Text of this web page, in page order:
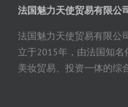
法国魅力天使贸易有限公
法国魅力天使贸易有限公
立于2015年，由法国知
美妆贸易、投资一体的综